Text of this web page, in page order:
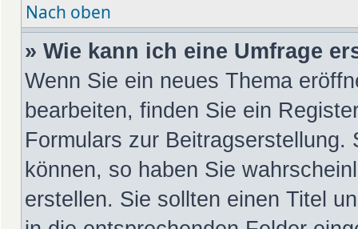
Nach oben
» Wie kann ich eine Umfrage
Wenn Sie ein neues Thema
bearbeiten, finden Sie ein
Formulars zur
können, so haben Sie
erstellen. Sie sollten einen Titel